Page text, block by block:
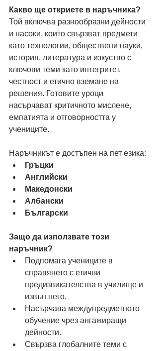
Какво ще откриете в наръчника?
Той включва разнообразни дейности
и насоки, които свързват предмети
като технологии, обществени науки,
история, литература и изкуство с
ключови теми като интегритет,
честност и етично вземане на
решения. Готовите уроци
насърчават критичното мислене,
емпатията и отговорността у
учениците.
Наръчникът е достъпен на пет езика:
Гръцки
Английски
Македонски
Албански
Български
Защо да използвате този
наръчник?
Подпомага учениците в
справянето с етични
предизвикателства в училище и
извън него.
Насърчава междупредметното
обучение чрез ангажиращи
дейности.
Свързва глобалните теми с